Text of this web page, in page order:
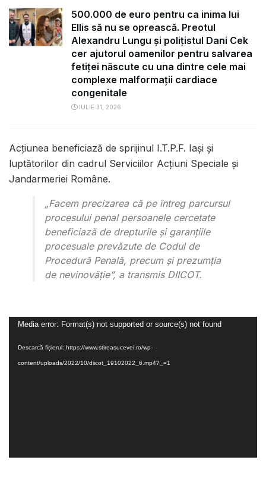
500.000 de euro pentru ca inima lui
Ellis să nu se oprească. Preotul
Alexandru Lungu și polițistul Dani Cek
cer ajutorul oamenilor pentru salvarea
fetiței născute cu una dintre cele mai
complexe malformații cardiace
congenitale
IULIE 31, 2026
Acțiunea beneficiază de sprijinul I.T.P.F. Iași și
luptătorilor din cadrul Serviciilor Acțiuni Speciale și
Jandarmeriei Române.
„Facem precizarea că pe întreg parcursul
procesului penal persoanele cercetate
beneficiază de drepturile și garanțiile
procesuale prevăzute de Codul de
Procedură Penală, precum și prezumția
de nevinovăție”, a transmis DIICOT.
Player
Media error: Format(s) not supported or source(s) not found
Descarcă fișierul: https://www.stireasucevei.ro/wp-
content/uploads/2022/10/diicot_19102022_6.mp4?_=1